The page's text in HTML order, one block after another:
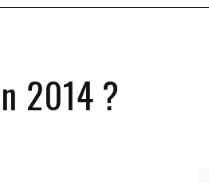
2014 ?